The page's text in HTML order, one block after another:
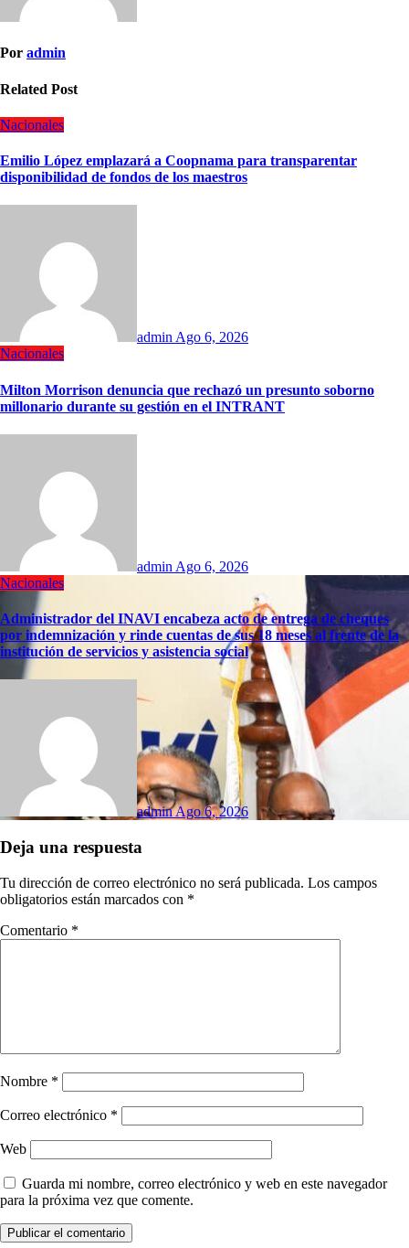
Por admin
Related Post
Nacionales
Emilio López emplazará a Coopnama para transparentar
disponibilidad de fondos de los maestros
admin Ago 6, 2026
Nacionales
Milton Morrison denuncia que rechazó un presunto soborno
millonario durante su gestión en el INTRANT
admin Ago 6, 2026
Nacionales
Administrador del INAVI encabeza acto de entrega de cheques
por indemnización y rinde cuentas de sus 18 meses al frente de la
institución de servicios y asistencia social
adminAgo 6, 2026
Deja una respuesta
Tu dirección de correo electrónico no será publicada. Los campos
obligatorios están marcados con *
Comentario *
Nombre *
Correo electrónico *
Web
Guarda mi nombre, correo electrónico y web en este navegador
para la próxima vez que comente.